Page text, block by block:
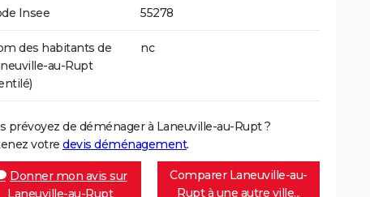
Insee 55278
des habitants de
au-Rupt
nc
prévoyez de déménager à Laneuville-au-Rupt ?
votre devis déménagement.
Donner mon avis sur
Laneuville-au-Rupt
Comparer Laneuville-au-
Rupt à une autre ville...